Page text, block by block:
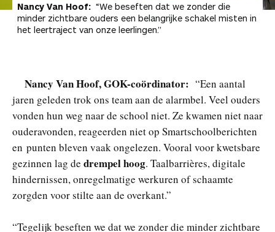
Nancy Van Hoof: “We beseften dat we zonder die
minder zichtbare ouders een belangrijke schakel misten in
het leertraject van onze leerlingen.”
Nancy Van Hoof, GOK-coördinator: “Een aantal
jaren geleden trok ons team aan de alarmbel. Veel ouders
vonden hun weg naar de school niet. Ze kwamen niet naar
ouderavonden, reageerden niet op Smartschoolberichten
en punten bleven vaak ongelezen. Vooral voor kwetsbare
gezinnen lag de drempel hoog. Taalbarrières, digitale
hindernissen, onregelmatige werkuren of schaamte
zorgden voor stilte aan de overkant.”
“Tegelijk beseften we dat we zonder die minder zichtbare